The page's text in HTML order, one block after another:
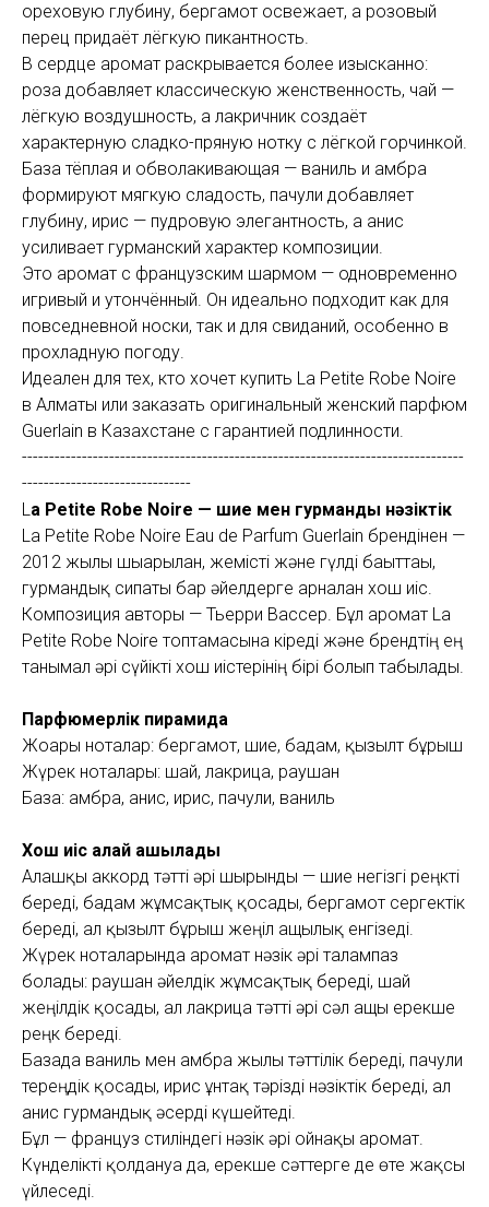
ореховую глубину, бергамот освежает, а розовый
перец придаёт лёгкую пикантность.
В сердце аромат раскрывается более изысканно:
роза добавляет классическую женственность, чай —
лёгкую воздушность, а лакричник создаёт
характерную сладко-пряную нотку с лёгкой горчинкой.
База тёплая и обволакивающая — ваниль и амбра
формируют мягкую сладость, пачули добавляет
глубину, ирис — пудровую элегантность, а анис
усиливает гурманский характер композиции.
Это аромат с французским шармом — одновременно
игривый и утончённый. Он идеально подходит как для
повседневной носки, так и для свиданий, особенно в
прохладную погоду.
Идеален для тех, кто хочет купить La Petite Robe Noire
в Алматы или заказать оригинальный женский парфюм
Guerlain в Казахстане с гарантией подлинности.
---------------------------------------------------------------------------------
-------------------------------
La Petite Robe Noire — шие мен гурмандық нәзіктік
La Petite Robe Noire Eau de Parfum Guerlain брендінен —
2012 жылы шығарылған, жемісті және гүлді бағыттағы,
гурмандық сипаты бар әйелдерге арналған хош иіс.
Композиция авторы — Тьерри Вассер. Бұл аромат La
Petite Robe Noire топтамасына кіреді және брендтің ең
танымал әрі сүйікті хош иістерінің бірі болып табылады.
Парфюмерлік пирамида
Жоғарғы ноталар: бергамот, шие, бадам, қызғылт бұрыш
Жүрек ноталары: шай, лакрица, раушан
База: амбра, анис, ирис, пачули, ваниль
Хош иіс қалай ашылады
Алғашқы аккорд тәтті әрі шырынды — шие негізгі реңкті
береді, бадам жұмсақтық қосады, бергамот сергектік
береді, ал қызғылт бұрыш жеңіл ащылық енгізеді.
Жүрек ноталарында аромат нәзік әрі талғампаз
болады: раушан әйелдік жұмсақтық береді, шай
жеңілдік қосады, ал лакрица тәтті әрі сәл ащы ерекше
реңк береді.
Базада ваниль мен амбра жылы тәттілік береді, пачули
тереңдік қосады, ирис ұнтақ тәрізді нәзіктік береді, ал
анис гурмандық әсерді күшейтеді.
Бұл — француз стиліндегі нәзік әрі ойнақы аромат.
Күнделікті қолдануға да, ерекше сәттерге де өте жақсы
үйлеседі.